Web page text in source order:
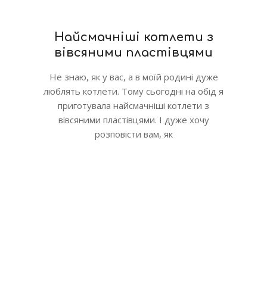
Найсмачніші котлети з
вівсяними пластівцями
Не знаю, як у вас, а в моїй родині дуже
люблять котлети. Тому сьогодні на обід я
приготувала найсмачніші котлети з
вівсяними пластівцями. І дуже хочу
розповісти вам, як